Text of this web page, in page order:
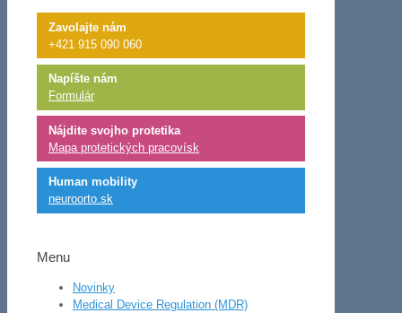
Zavolajte nám
+421 915 090 060
Napíšte nám
Formulár
Nájdite svojho protetika
Mapa protetických pracovísk
Human mobility
neuroorto.sk
Menu
Novinky
Medical Device Regulation (MDR)